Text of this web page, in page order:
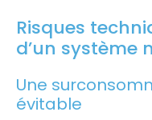
Risques
d’un système
Une
évitable